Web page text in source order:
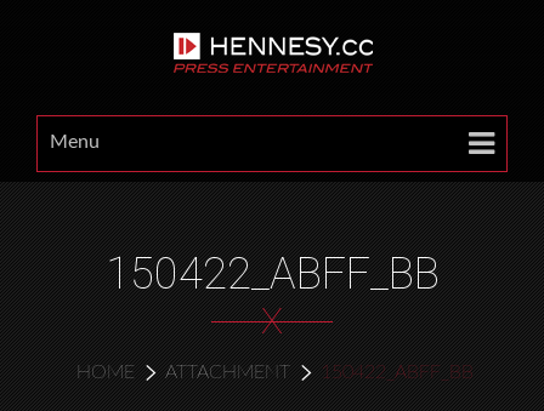
Menu
150422_ABFF_BB
X
HOME ATTACHMENT 150422_ABFF_BB